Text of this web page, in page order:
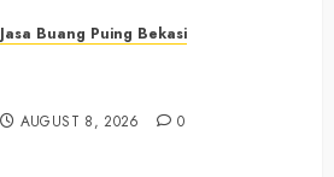
Jasa Buang Puing Bekasi
AUGUST 8, 2026 0